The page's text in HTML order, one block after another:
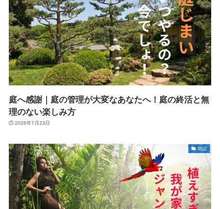
庭へ感謝｜庭の管理が大変なあなたへ！庭の終活と無
理のない楽しみ方
2026年7月23日
雑記